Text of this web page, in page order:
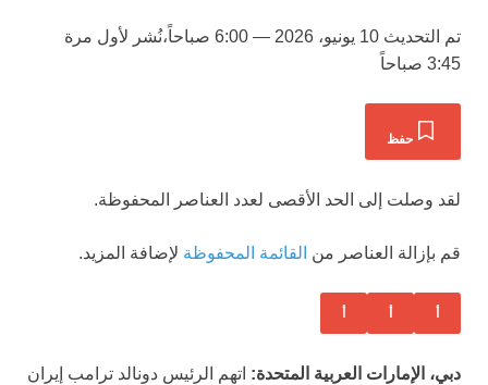
تم التحديث 10 يونيو، 2026 — 6:00 صباحاً ،نُشر لأول مرة
3:45 صباحاً
حفظ
لقد وصلت إلى الحد الأقصى لعدد العناصر المحفوظة.
قم بإزالة العناصر من القائمة المحفوظة لإضافة المزيد.
دبي، الإمارات العربية المتحدة: اتهم الرئيس دونالد ترامب إيران